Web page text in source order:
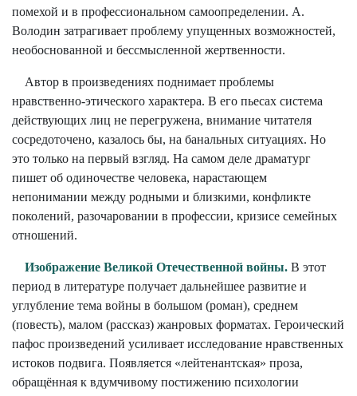
помехой и в профессиональном самоопределении. А.
Володин затрагивает проблему упущенных возможностей,
необоснованной и бессмысленной жертвенности.
Автор в произведениях поднимает проблемы
нравственно-этического характера. В его пьесах система
действующих лиц не перегружена, внимание читателя
сосредоточено, казалось бы, на банальных ситуациях. Но
это только на первый взгляд. На самом деле драматург
пишет об одиночестве человека, нарастающем
непонимании между родными и близкими, конфликте
поколений, разочаровании в профессии, кризисе семейных
отношений.
Изображение Великой Отечественной войны. В этот
период в литературе получает дальнейшее развитие и
углубление тема войны в большом (роман), среднем
(повесть), малом (рассказ) жанровых форматах. Героический
пафос произведений усиливает исследование нравственных
истоков подвига. Появляется «лейтенантская» проза,
обращённая к вдумчивому постижению психологии